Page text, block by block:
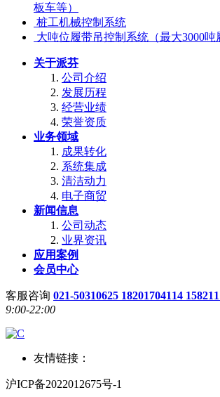
板车等）
桩工机械控制系统
大吨位履带吊控制系统（最大3000吨
关于派芬
公司介绍
发展历程
经营业绩
荣誉资质
业务领域
成果转化
系统集成
清洁动力
电子商贸
新闻信息
公司动态
业界资讯
应用案例
会员中心
客服咨询 021-50310625 18201704114
9:00-22:00
友情链接：
沪ICP备2022012675号-1